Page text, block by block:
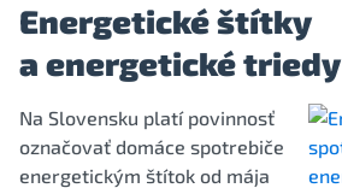
Energetické štítky
a energetické triedy
Na Slovensku platí povinnosť
označovať domáce spotrebiče
energetickým štítok od mája